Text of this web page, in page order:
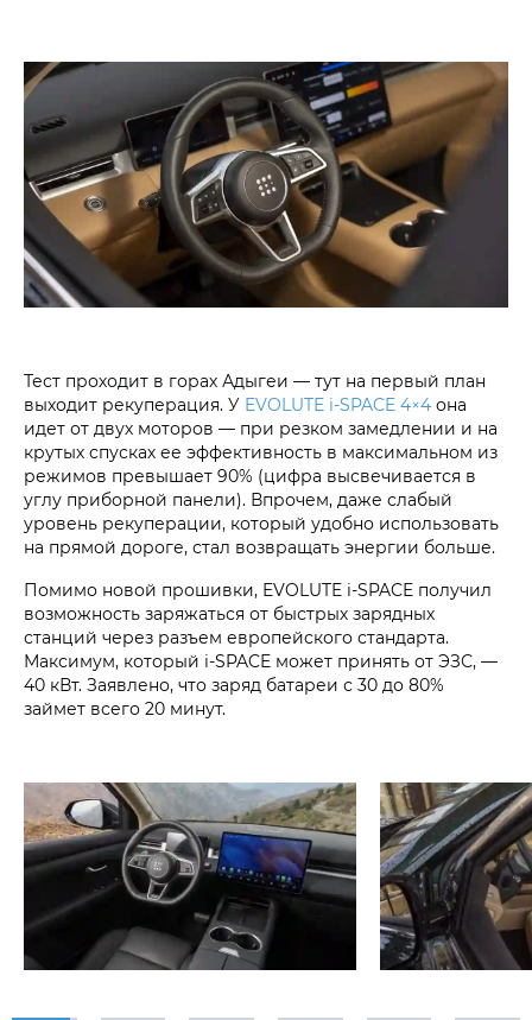
Тест проходит в горах Адыгеи — тут на первый план
выходит рекуперация. У EVOLUTE i‑SPACE 4×4 она
идет от двух моторов — при резком замедлении и на
крутых спусках ее эффективность в максимальном из
режимов превышает 90% (цифра высвечивается в
углу приборной панели). Впрочем, даже слабый
уровень рекуперации, который удобно использовать
на прямой дороге, стал возвращать энергии больше.
Помимо новой прошивки, EVOLUTE i‑SPACE получил
возможность заряжаться от быстрых зарядных
станций через разъем европейского стандарта.
Максимум, который i‑SPACE может принять от ЭЗС, —
40 кВт. Заявлено, что заряд батареи с 30 до 80%
займет всего 20 минут.